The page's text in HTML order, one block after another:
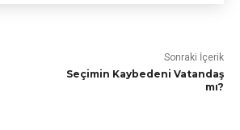
Sonraki İçerik
Seçimin Kaybedeni Vatandaş
mı?